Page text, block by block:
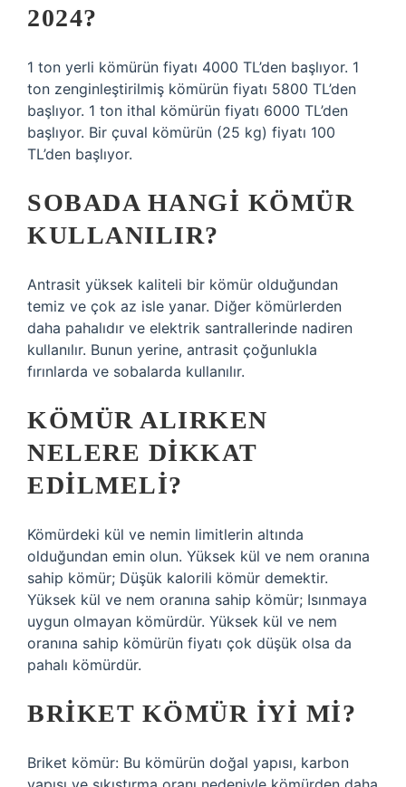
2024?
1 ton yerli kömürün fiyatı 4000 TL’den başlıyor. 1
ton zenginleştirilmiş kömürün fiyatı 5800 TL’den
başlıyor. 1 ton ithal kömürün fiyatı 6000 TL’den
başlıyor. Bir çuval kömürün (25 kg) fiyatı 100
TL’den başlıyor.
SOBADA HANGI KÖMÜR
KULLANILIR?
Antrasit yüksek kaliteli bir kömür olduğundan
temiz ve çok az isle yanar. Diğer kömürlerden
daha pahalıdır ve elektrik santrallerinde nadiren
kullanılır. Bunun yerine, antrasit çoğunlukla
fırınlarda ve sobalarda kullanılır.
KÖMÜR ALIRKEN
NELERE DIKKAT
EDILMELI?
Kömürdeki kül ve nemin limitlerin altında
olduğundan emin olun. Yüksek kül ve nem oranına
sahip kömür; Düşük kalorili kömür demektir.
Yüksek kül ve nem oranına sahip kömür; Isınmaya
uygun olmayan kömürdür. Yüksek kül ve nem
oranına sahip kömürün fiyatı çok düşük olsa da
pahalı kömürdür.
BRIKET KÖMÜR IYI MI?
Briket kömür: Bu kömürün doğal yapısı, karbon